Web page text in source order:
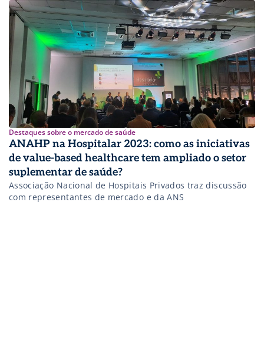
Destaques sobre o mercado de saúde
ANAHP na Hospitalar 2023: como as iniciativas
de value-based healthcare tem ampliado o setor
suplementar de saúde?
Associação Nacional de Hospitais Privados traz discussão
com representantes de mercado e da ANS